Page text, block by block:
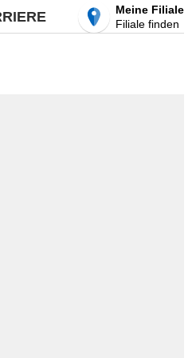
Meine Filiale
Filiale finden